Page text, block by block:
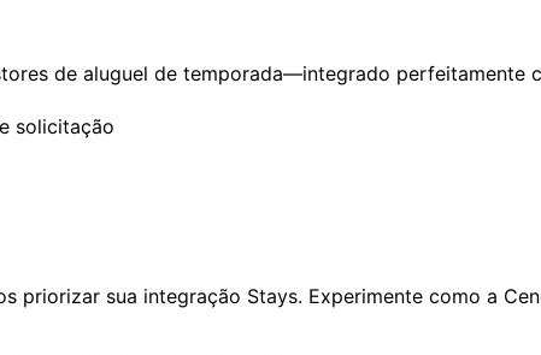
de aluguel de temporada—integrado perfeitamente
solicitação
priorizar sua integração Stays. Experimente como a